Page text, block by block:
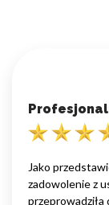
Jako
zadowolenie z
przeprowadziła